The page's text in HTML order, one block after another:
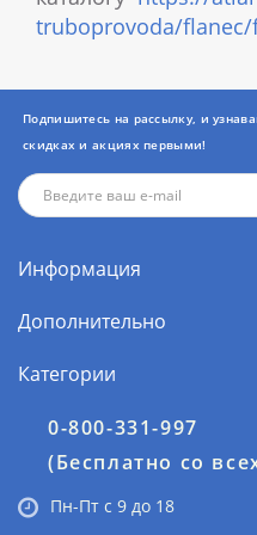
truboprovoda/flanec/
Подпишитесь на рассылку, и
скидках и акциях первыми!
Информация
Дополнительно
Категории
0-800-331-997
(Бесплатно со
Пн-Пт с 9 до 18